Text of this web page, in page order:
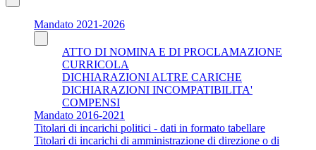
Mandato 2021-2026
ATTO DI NOMINA E DI PROCLAMAZIONE
CURRICOLA
DICHIARAZIONI ALTRE CARICHE
DICHIARAZIONI INCOMPATIBILITA'
COMPENSI
Mandato 2016-2021
Titolari di incarichi politici - dati in formato tabellare
Titolari di incarichi di amministrazione di direzione o di